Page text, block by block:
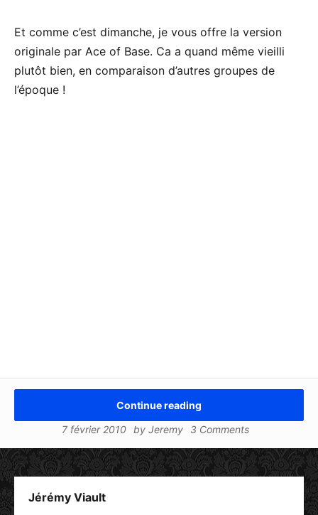
Et comme c’est dimanche, je vous offre la version
originale par Ace of Base. Ca a quand même vieilli
plutôt bien, en comparaison d’autres groupes de
l’époque !
Continue reading
7 février 2010 by Jeremy 3 Comments
Jérémy Viault